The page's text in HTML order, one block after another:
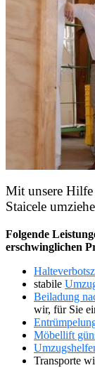
Mit unsere
Staicele
Folgende
erschwinglichen
stabile
Beiladung
wir, für Sie
Möbellift
Umzugshelfer
Transporte